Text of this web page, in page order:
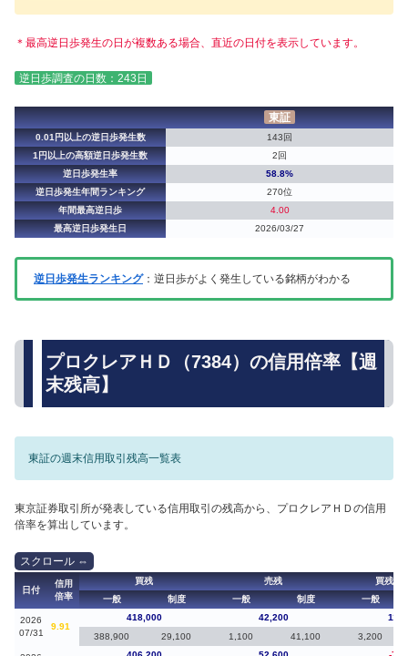
＊最高逆日歩発生の日が複数ある場合、直近の日付を表示しています。
逆日歩調査の日数：243日
東証
0.01円以上の逆日歩発生数
143回
1円以上の高額逆日歩発生数
2回
逆日歩発生率
58.8%
逆日歩発生年間ランキング
270位
年間最高逆日歩
4.00
最高逆日歩発生日
2026/03/27
逆日歩発生ランキング：逆日歩がよく発生している銘柄がわかる
プロクレアＨＤ（7384）の信用倍率【週
末残高】
東証の週末信用取引残高一覧表
東京証券取引所が発表している信用取引の残高から、プロクレアＨＤの信用
倍率を算出しています。
日付
信用
倍率
買残 売残
買残（
一般
制度 一般 制度 一般
2026
07/31
9.91
418,000 42,200
388,900
29,100 1,100 41,100 3,200